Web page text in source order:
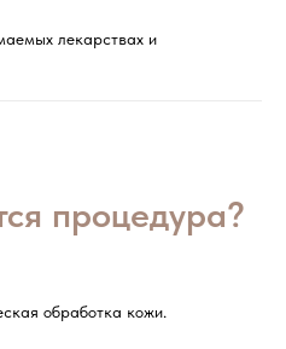
лекарствах и
процедура?
обработка кожи.